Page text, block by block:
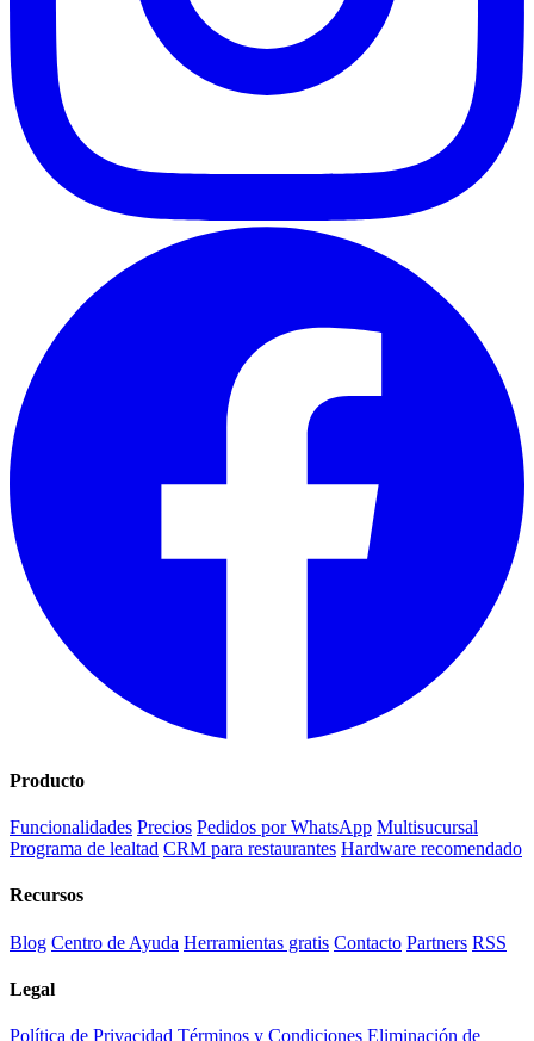
Producto
Funcionalidades Precios Pedidos por WhatsApp Multisucursal
Programa de lealtad CRM para restaurantes Hardware recomendado
Recursos
Blog Centro de Ayuda Herramientas gratis Contacto Partners RSS
Legal
Política de Privacidad Términos y Condiciones Eliminación de